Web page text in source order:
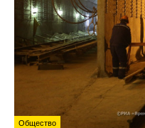
Общество